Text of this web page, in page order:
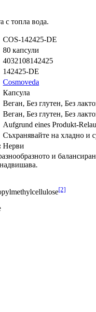
с топла вода.
COS-142425-DE
80 капсули
4032108142425
142425-DE
Cosmoveda
Капсула
Веган, Без глутен, Без
Веган, Без глутен, Без
Aufgrund eines Produkt-
Съхранявайте на хладно и
Нерви
и
[2]